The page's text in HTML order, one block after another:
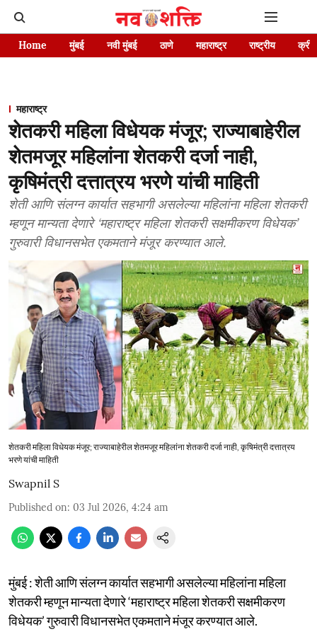
Home मुंबई नवी मुंबई ठाणे महाराष्ट्र राष्ट्रीय
महाराष्ट्र
शेतकरी महिला विधेयक मंजूर; राज्याबाहेरील
शेतमजूर महिलांना शेतकरी दर्जा नाही,
कृषिमंत्री दत्तात्रय भरणे यांची माहिती
शेती आणि संलग्न कार्यात सहभागी असलेल्या महिलांना महिला शेतकरी
म्हणून मान्यता देणारे ‘महाराष्ट्र महिला शेतकरी सक्षमीकरण विधेयक’
गुरुवारी विधानसभेत एकमताने मंजूर करण्यात आले.
शेतकरी महिला विधेयक मंजूर; राज्याबाहेरील शेतमजूर महिलांना शेतकरी दर्जा नाही, कृषिमंत्री दत्तात्रय
भरणे यांची माहिती
Swapnil S
Published on: 03 Jul 2026, 4:24 am
मुंबई : शेती आणि संलग्न कार्यात सहभागी असलेल्या महिलांना महिला
शेतकरी म्हणून मान्यता देणारे ‘महाराष्ट्र महिला शेतकरी सक्षमीकरण
विधेयक’ गुरुवारी विधानसभेत एकमताने मंजूर करण्यात आले.